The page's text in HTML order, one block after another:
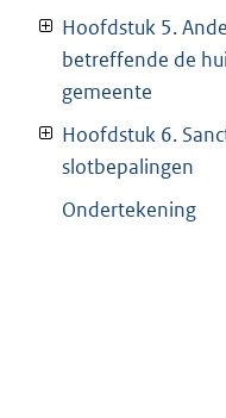
Hoofdstuk 5.
betreffende de
gemeente
Hoofdstuk 6.
slotbepalingen
Ondertekening